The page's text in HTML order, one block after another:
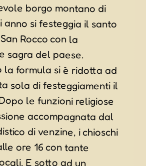
borgo montano di
si festeggia il santo
San Rocco con la
sagra del paese.
la formula si è ridotta ad
sola di festeggiamenti il
le funzioni religiose
accompagnata dal
di venzine, i chioschi
alle ore 16 con tante
locali. E sotto ad un
musica e balli fino